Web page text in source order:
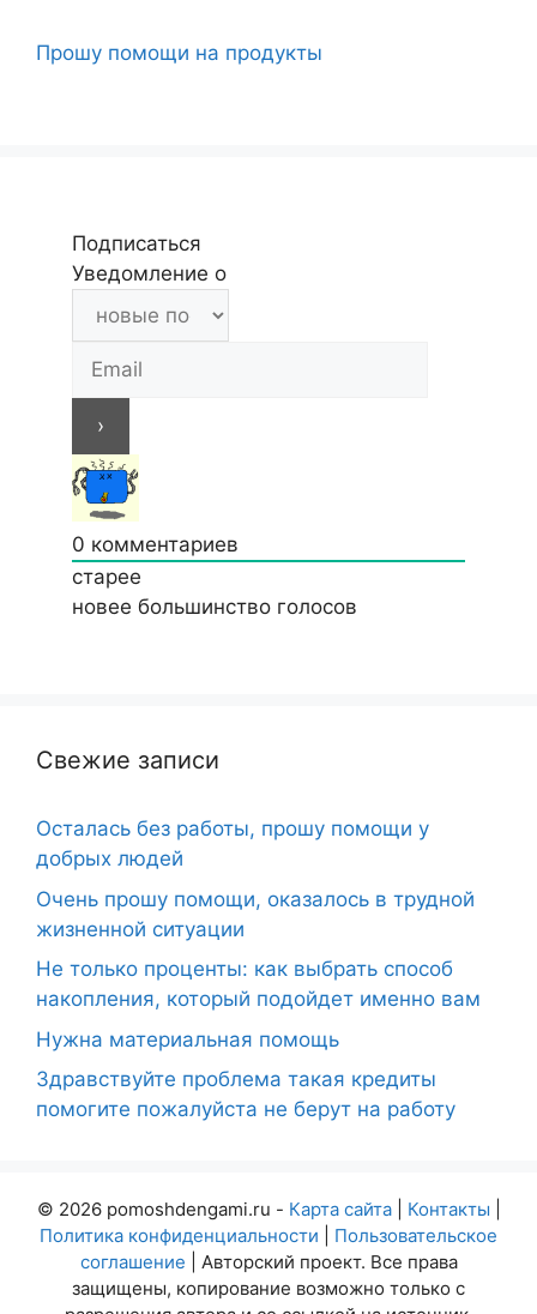
Прошу помощи на продукты
Подписаться
Уведомление о
0 комментариев
старее
новее большинство голосов
Свежие записи
Осталась без работы, прошу помощи у
добрых людей
Очень прошу помощи, оказалось в трудной
жизненной ситуации
Не только проценты: как выбрать способ
накопления, который подойдет именно вам
Нужна материальная помощь
Здравствуйте проблема такая кредиты
помогите пожалуйста не берут на работу
© 2026 pomoshdengami.ru - Карта сайта| Контакты
Политика конфиденциальности
Пользовательское
соглашение | Авторский проект. Все права
защищены, копирование возможно только с